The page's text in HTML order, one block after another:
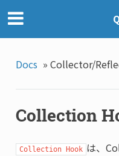
Docs » Collector/
Collection
Collection Hook は、